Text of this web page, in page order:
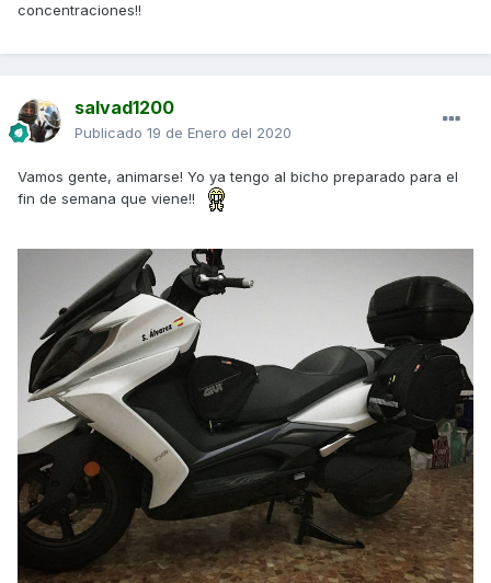
concentraciones!!
salvad1200
Publicado 19 de Enero del 2020
Vamos gente, animarse! Yo ya tengo al bicho preparado para el
fin de semana que viene!!